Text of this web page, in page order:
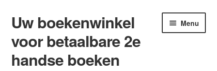
Ga
door
naar
navigatie
Ga
naar
de
inhoud
Uw boekenwinkel
voor betaalbare 2e
handse boeken
Menu